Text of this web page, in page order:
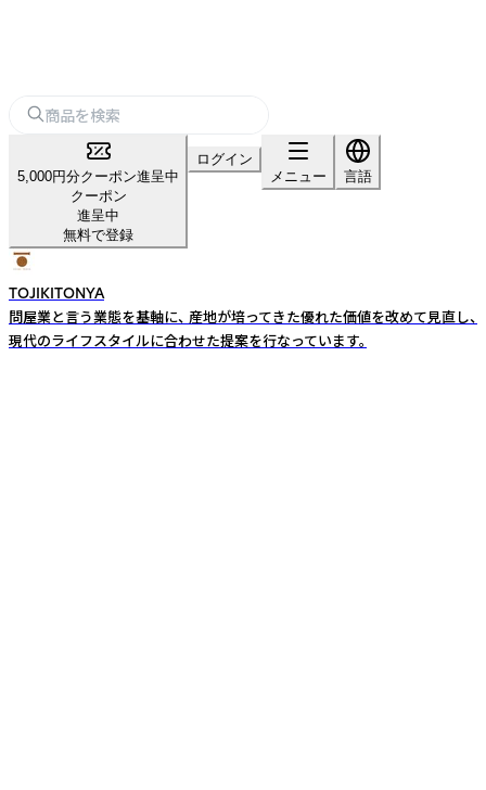
5,000円分クーポン進呈中
クーポン
進呈中
無料で登録
ログイン
メニュー
言語
TOJIKITONYA
問屋業と言う業態を基軸に、 産地が培ってきた優れた価値を改めて見直し、
現代のライフスタイルに合わせた提案を行なっています。